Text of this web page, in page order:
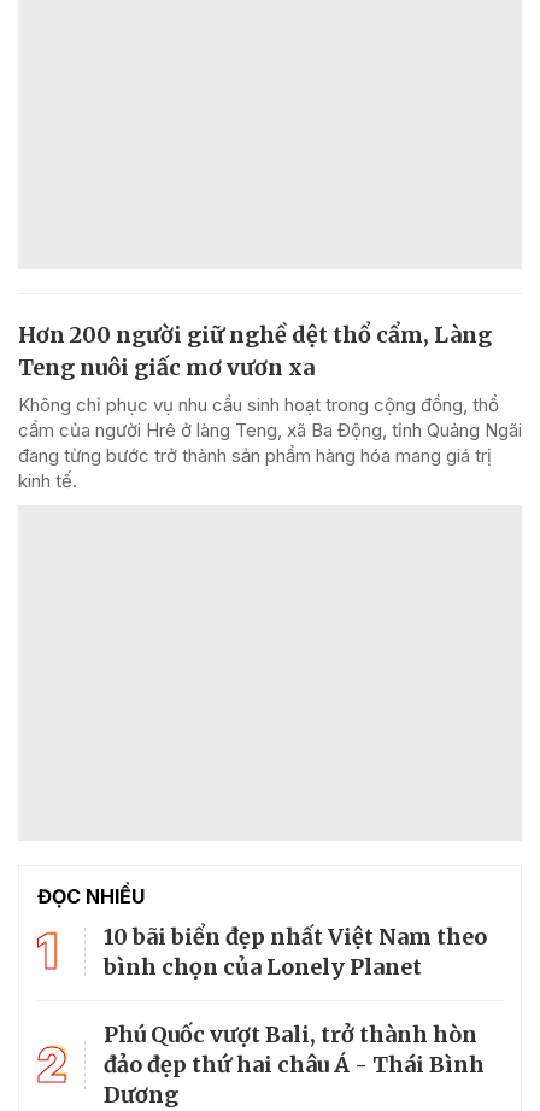
Hơn 200 người giữ nghề dệt thổ cẩm, Làng
Teng nuôi giấc mơ vươn xa
Không chỉ phục vụ nhu cầu sinh hoạt trong cộng đồng, thổ
cẩm của người Hrê ở làng Teng, xã Ba Động, tỉnh Quảng Ngãi
đang từng bước trở thành sản phẩm hàng hóa mang giá trị
kinh tế.
ĐỌC NHIỀU
1
10 bãi biển đẹp nhất Việt Nam theo
bình chọn của Lonely Planet
2
Phú Quốc vượt Bali, trở thành hòn
đảo đẹp thứ hai châu Á - Thái Bình
Dương